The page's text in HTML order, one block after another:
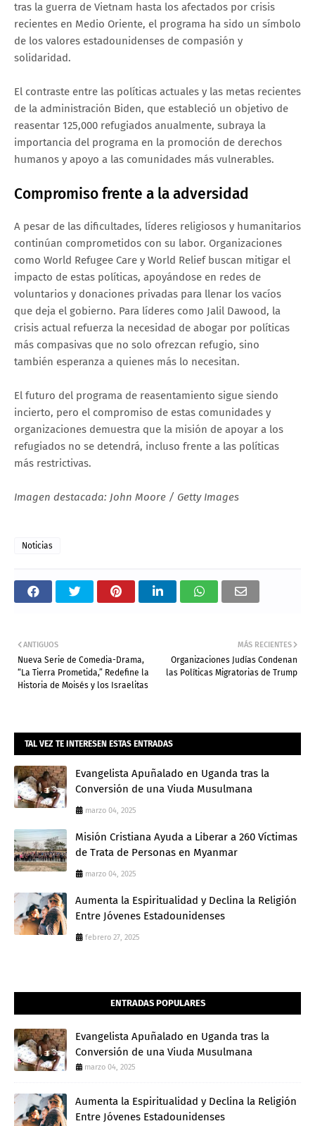
tras la guerra de Vietnam hasta los afectados por crisis
recientes en Medio Oriente, el programa ha sido un símbolo
de los valores estadounidenses de compasión y
solidaridad.
El contraste entre las políticas actuales y las metas recientes
de la administración Biden, que estableció un objetivo de
reasentar 125,000 refugiados anualmente, subraya la
importancia del programa en la promoción de derechos
humanos y apoyo a las comunidades más vulnerables.
Compromiso frente a la adversidad
A pesar de las dificultades, líderes religiosos y humanitarios
continúan comprometidos con su labor. Organizaciones
como World Refugee Care y World Relief buscan mitigar el
impacto de estas políticas, apoyándose en redes de
voluntarios y donaciones privadas para llenar los vacíos
que deja el gobierno. Para líderes como Jalil Dawood, la
crisis actual refuerza la necesidad de abogar por políticas
más compasivas que no solo ofrezcan refugio, sino
también esperanza a quienes más lo necesitan.
El futuro del programa de reasentamiento sigue siendo
incierto, pero el compromiso de estas comunidades y
organizaciones demuestra que la misión de apoyar a los
refugiados no se detendrá, incluso frente a las políticas
más restrictivas.
Imagen destacada: John Moore / Getty Images
Noticias
MÁS RECIENTES
Organizaciones Judías Condenan
las Políticas Migratorias de Trump
ANTIGUOS
Nueva Serie de Comedia-Drama,
“La Tierra Prometida,” Redefine la
Historia de Moisés y los Israelitas
TAL VEZ TE INTERESEN ESTAS ENTRADAS
Evangelista Apuñalado en Uganda tras la
Conversión de una Viuda Musulmana
marzo 04, 2025
Misión Cristiana Ayuda a Liberar a 260 Víctimas
de Trata de Personas en Myanmar
marzo 04, 2025
Aumenta la Espiritualidad y Declina la Religión
Entre Jóvenes Estadounidenses
febrero 27, 2025
ENTRADAS POPULARES
Evangelista Apuñalado en Uganda tras la
Conversión de una Viuda Musulmana
marzo 04, 2025
Aumenta la Espiritualidad y Declina la Religión
Entre Jóvenes Estadounidenses